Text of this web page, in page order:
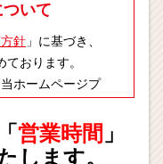
いて
針 」に基づき、
おります。
ホームページプ
営業時間 」
します。